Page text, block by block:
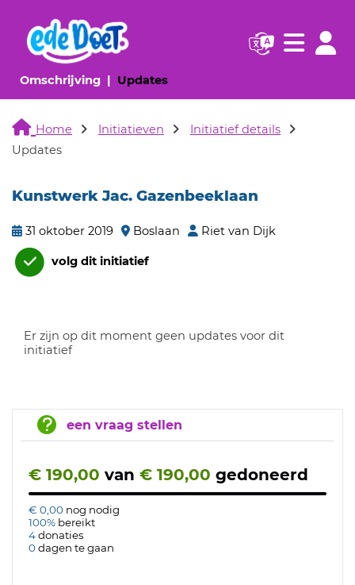
Omschrijving(huidige pagina)
Updates(huidige pagina)
Navigatie
Home Initiatieven
Initiatief details
Updates
Kunstwerk Jac. Gazenbeeklaan
31 oktober 2019 Boslaan Riet van Dijk
volg dit initiatief
Er zijn op dit moment geen updates voor dit
initiatief
een vraag stellen
€ 190,00 van € 190,00 gedoneerd
€ 0,00 nog nodig
100% bereikt
4donaties
0dagen te gaan